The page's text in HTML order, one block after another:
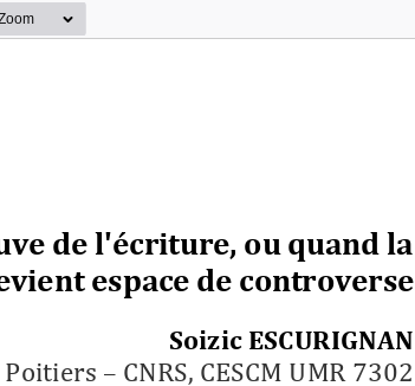
de l'écriture, ou quand la
espace de controverse
Soizic ESCURIGNAN
– CNRS, CESCM UMR 7302